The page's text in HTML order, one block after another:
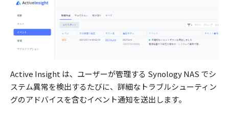
Active Insight は、ユーザーが管理する Synology NAS でシ
ステム異常を検出するたびに、詳細なトラブルシューティン
グのアドバイスを含むイベント通知を送出します。